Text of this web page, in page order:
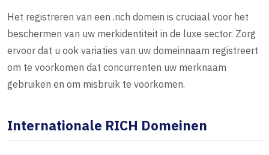
Het registreren van een .rich domein is cruciaal voor het
beschermen van uw merkidentiteit in de luxe sector. Zorg
ervoor dat u ook variaties van uw domeinnaam registreert
om te voorkomen dat concurrenten uw merknaam
gebruiken en om misbruik te voorkomen.
Internationale RICH Domeinen